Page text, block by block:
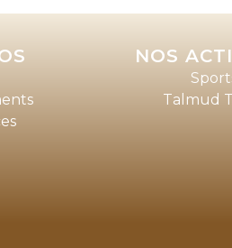
NOS
Talmud